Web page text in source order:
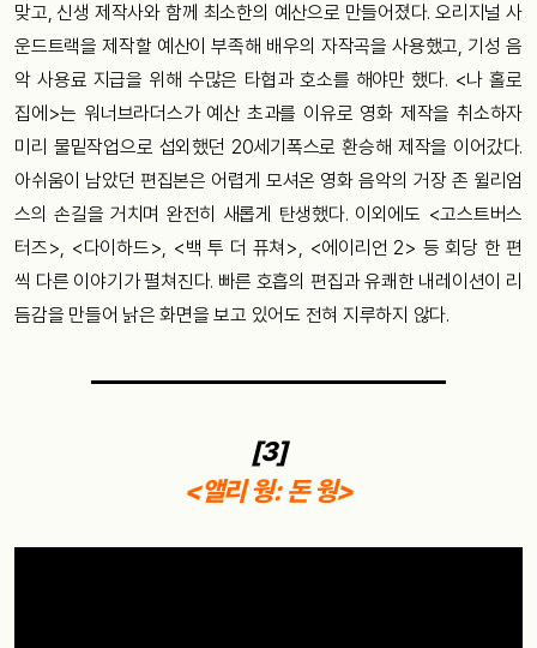
맞고, 신생 제작사와 함께 최소한의 예산으로 만들어졌다. 오리지널 사
운드트랙을 제작할 예산이 부족해 배우의 자작곡을 사용했고, 기성 음
악 사용료 지급을 위해 수많은 타협과 호소를 해야만 했다. <나 홀로
집에>는 워너브라더스가 예산 초과를 이유로 영화 제작을 취소하자
미리 물밑작업으로 섭외했던 20세기폭스로 환승해 제작을 이어갔다.
아쉬움이 남았던 편집본은 어렵게 모셔온 영화 음악의 거장 존 윌리엄
스의 손길을 거치며 완전히 새롭게 탄생했다. 이외에도 <고스트버스
터즈>, <다이하드>, <백 투 더 퓨쳐>, <에이리언 2> 등 회당 한 편
씩 다른 이야기가 펼쳐진다. 빠른 호흡의 편집과 유쾌한 내레이션이 리
듬감을 만들어 낡은 화면을 보고 있어도 전혀 지루하지 않다.
[3]
<앨리 웡: 돈 웡>